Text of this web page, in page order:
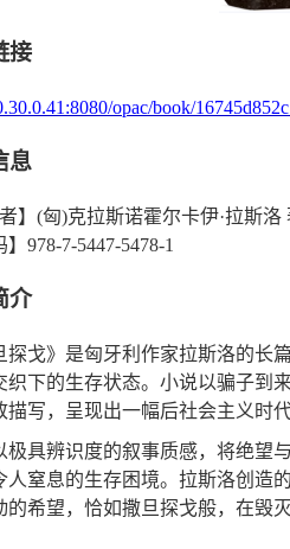
接
opac/book/
息
】 (匈)克拉斯诺霍尔卡伊·拉斯洛
978-7-5447-5478-1
介
探戈》是匈牙利作家拉斯洛的长
织下的生存状态。小说以骗子到
描写，呈现出一幅后社会主义时
极具辨识度的叙事质感，将绝望
人窒息的生存困境。拉斯洛创造
的希望，恰如撒旦探戈般，在毁